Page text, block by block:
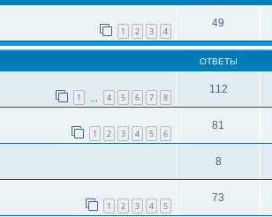
1 2 3 4
49
ОТВЕТЫ
1 4 5 6 7 8
112
1 2 3 4 5 6
81
8
1 2 3 4 5
73